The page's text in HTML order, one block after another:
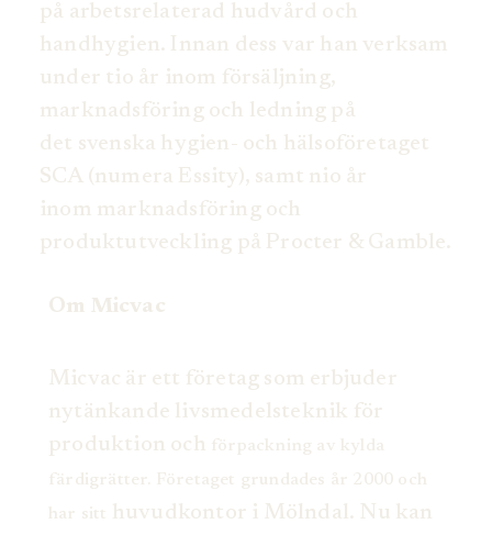
på arbetsrelaterad hudvård och
handhygien. Innan dess var han verksam
under tio år inom försäljning,
marknadsföring och ledning på
det svenska hygien- och hälsoföretaget
SCA (numera Essity), samt nio år
inom marknadsföring och
produktutveckling på Procter & Gamble.
Om Micvac
Micvac är ett företag som erbjuder
nytänkande livsmedelsteknik för
produktion och
förpackning av kylda
färdigrätter. Företaget grundades år 2000 och
har sitt huvudkontor i Mölndal. Nu kan